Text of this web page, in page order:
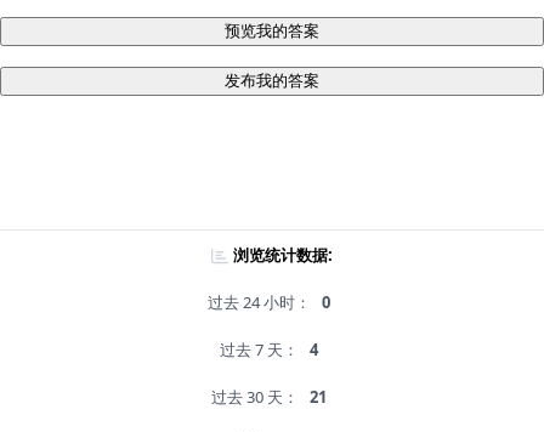
预览我的答案
发布我的答案
浏览统计数据:
过去 24 小时： 0
过去 7 天： 4
过去 30 天： 21